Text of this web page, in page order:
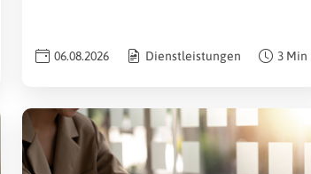
06.08.2026 Dienstleistungen 3 Min